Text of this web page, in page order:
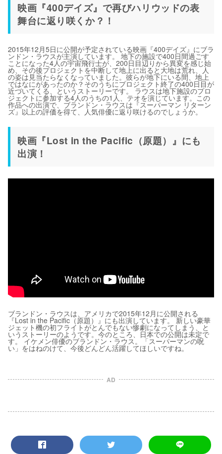
映画『400デイズ』で再びハリウッドの表
舞台に返り咲くか？！
2015年12月5日に公開が予定されている映画『400デイズ』にブラ
ンドン・ラウスが主演しています。 地下の施設で400日間過ごす
ことになった4人の宇宙飛行士が、200日目辺りから異変を感じ始
め、その後プロジェクトを中断して地上に出ると大地は荒れ、人
の姿は見当たらなくなっていました。彼らが地下にいる間、地上
ではなにがあったのか？そのうちにプロジェクト終了の400日目が
近づいてくる、というストーリーです。 ラウスは地下施設のプロ
ジェクトに参加する4人のうちの1人、テオを演じています。この
作品への出演で、ブランドン・ラウスは『スーパーマン リターン
ズ』以上の評価を得て、人気俳優に返り咲けるのでしょうか。
映画『Lost in the Pacific（原題）』にも
出演！
ブランドン・ラウスは、アメリカで2015年12月に公開される
『Lost in the Pacific（原題）』にも出演しています。 新しい豪華
ジェット機の初フライトがとんでもない惨劇になってしまう、と
いうストーリーのようです。今のところ、日本での公開は未定で
す。 イケメン俳優のブランドン・ラウス。「スーパーマンの呪
い」をはねのけて、今後どんどん活躍してほしいですね。
AD